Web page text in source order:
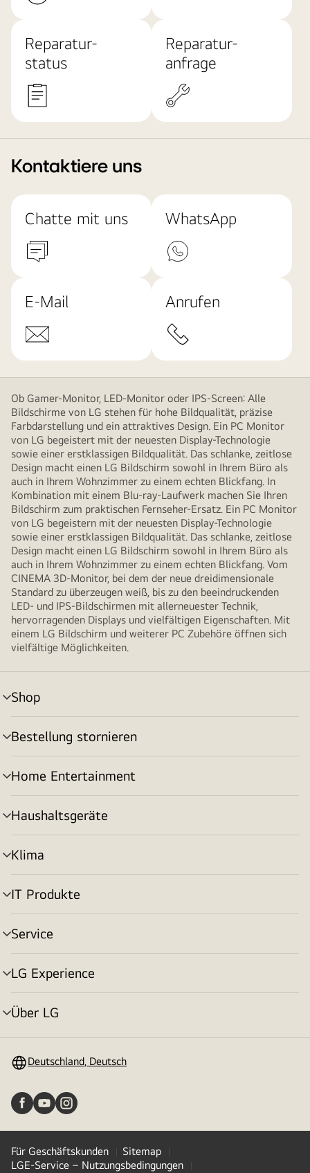
Reparatur-
status
Reparatur-
anfrage
Kontaktiere uns
Chatte mit uns WhatsApp
E-Mail Anrufen
Ob Gamer-Monitor, LED-Monitor oder IPS-Screen: Alle
Bildschirme von LG stehen für hohe Bildqualität, präzise
Farbdarstellung und ein attraktives Design. Ein PC Monitor
von LG begeistert mit der neuesten Display-Technologie
sowie einer erstklassigen Bildqualität. Das schlanke, zeitlose
Design macht einen LG Bildschirm sowohl in Ihrem Büro als
auch in Ihrem Wohnzimmer zu einem echten Blickfang. In
Kombination mit einem Blu-ray-Laufwerk machen Sie Ihren
Bildschirm zum praktischen Fernseher-Ersatz. Ein PC Monitor
von LG begeistern mit der neuesten Display-Technologie
sowie einer erstklassigen Bildqualität. Das schlanke, zeitlose
Design macht einen LG Bildschirm sowohl in Ihrem Büro als
auch in Ihrem Wohnzimmer zu einem echten Blickfang. Vom
CINEMA 3D-Monitor, bei dem der neue dreidimensionale
Standard zu überzeugen weiß, bis zu den beeindruckenden
LED- und IPS-Bildschirmen mit allerneuester Technik,
hervorragenden Displays und vielfältigen Eigenschaften. Mit
einem LG Bildschirm und weiterer PC Zubehöre öffnen sich
vielfältige Möglichkeiten.
Shop
Menü
umschalten
Bestellung stornieren
Menü
umschalten
Home Entertainment
Menü
umschalten
Haushaltsgeräte
Menü
umschalten
Klima
Menü
umschalten
IT Produkte
Menü
umschalten
Service
Menü
umschalten
LG Experience
Menü
umschalten
Über LG
Menü
Deutschland, Deutsch
Für Geschäftskunden
Sitemap
LGE-Service – Nutzungsbedingungen